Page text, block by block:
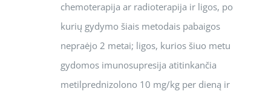
chemoterapija ar radioterapija ir ligos, po
kurių gydymo šiais metodais pabaigos
nepraėjo 2 metai; ligos, kurios šiuo metu
gydomos imunosupresija atitinkančia
metilprednizolono 10 mg/kg per dieną ir